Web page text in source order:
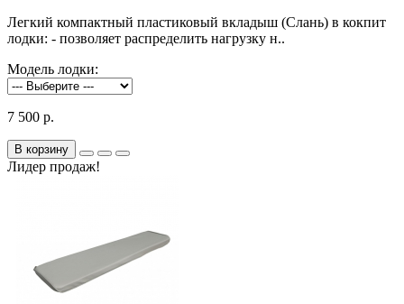
Легкий компактный пластиковый вкладыш (Слань) в кокпит
лодки: - позволяет распределить нагрузку н..
Модель лодки:
7 500 р.
В корзину
Лидер продаж!